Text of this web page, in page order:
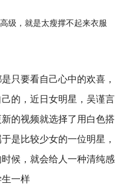
只要看自己心中的欢喜，
的，近日女明星，吴谨言
的视频就选择了用白色搭
是比较少女的一位明星，
候，就会给人一种清纯感
一样